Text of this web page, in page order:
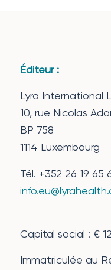
Éditeur :
Lyra International
10, rue Nicolas
BP 758
1114 Luxembourg
Tél. +352 26 19 65
Capital social : €
Immatriculée au